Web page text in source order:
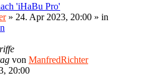
'iHaBu Pro'
» 24. Apr 2023, 20:00 » in
von ManfredRichter
20:00